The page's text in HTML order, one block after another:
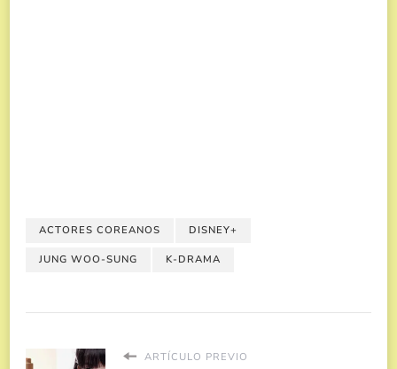
ACTORES COREANOS DISNEY+
JUNG WOO-SUNG K-DRAMA
ARTÍCULO PREVIO